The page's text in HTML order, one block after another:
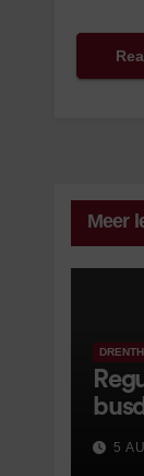
Meer
van
5